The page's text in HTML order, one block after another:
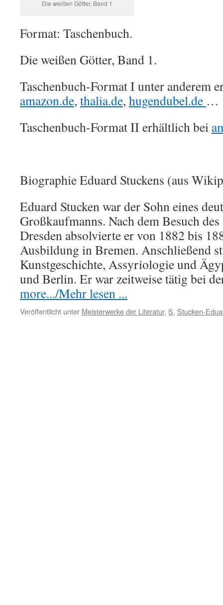
Die weißen Götter, Band 1
Format: Taschenbuch.
Die weißen Götter, Band 1.
Taschenbuch-Format I unter anderem
amazon.de, thalia.de, hugendubel.de …
Taschenbuch-Format II erhältlich bei
Biographie Eduard Stuckens (aus
Eduard Stucken war der Sohn eines
Großkaufmanns. Nach dem Besuch
Dresden absolvierte er von 1882 bis
Ausbildung in Bremen. Anschließend
Kunstgeschichte, Assyriologie und
und Berlin. Er war zeitweise tätig bei
more.../Mehr lesen ...
Veröffentlicht unter Meisterwerke der Literatur, S, Stucken-